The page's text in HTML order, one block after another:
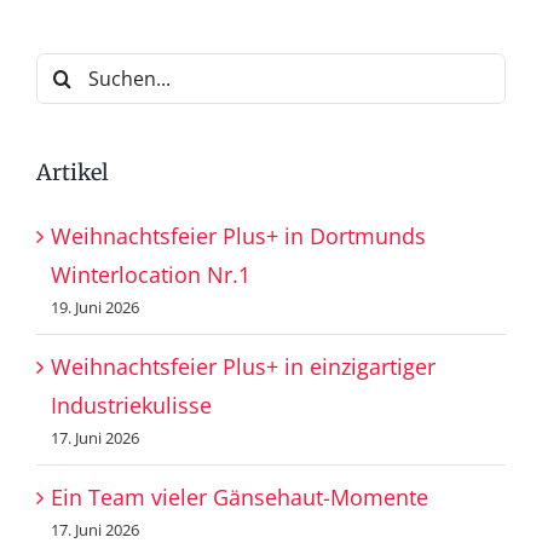
Suche
nach:
Artikel
Weihnachtsfeier Plus+ in Dortmunds
Winterlocation Nr.1
19. Juni 2026
Weihnachtsfeier Plus+ in einzigartiger
Industriekulisse
17. Juni 2026
Ein Team vieler Gänsehaut-Momente
17. Juni 2026